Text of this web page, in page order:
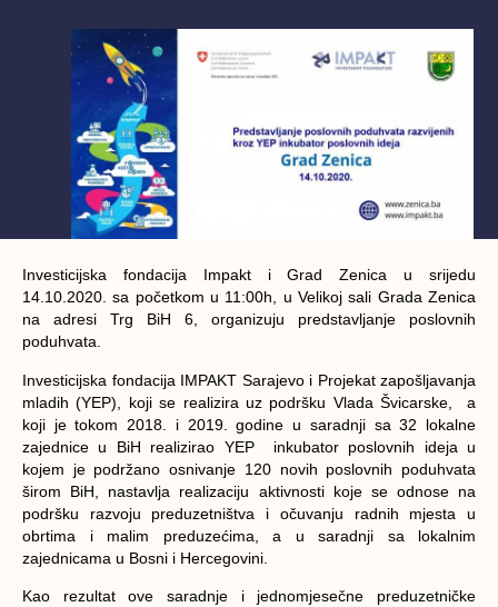
Investicijska fondacija Impakt i Grad Zenica u srijedu
14.10.2020. sa početkom u 11:00h, u Velikoj sali Grada Zenica
na adresi Trg BiH 6, organizuju predstavljanje poslovnih
poduhvata.
Investicijska fondacija IMPAKT Sarajevo i Projekat zapošljavanja
mladih (YEP), koji se realizira uz podršku Vlada Švicarske, a
koji je tokom 2018. i 2019. godine u saradnji sa 32 lokalne
zajednice u BiH realizirao YEP inkubator poslovnih ideja u
kojem je podržano osnivanje 120 novih poslovnih poduhvata
širom BiH, nastavlja realizaciju aktivnosti koje se odnose na
podršku razvoju preduzetništva i očuvanju radnih mjesta u
obrtima i malim preduzećima, a u saradnji sa lokalnim
zajednicama u Bosni i Hercegovini.
Kao rezultat ove saradnje i jednomjesečne preduzetničke